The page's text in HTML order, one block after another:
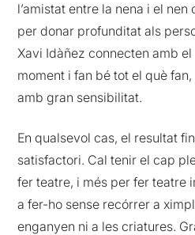
l’amistat entre la nena i el
per donar profunditat als
Xavi Idàñez connecten amb
moment i fan bé tot el què
amb gran sensibilitat.
En qualsevol cas, el resultat
satisfactori. Cal tenir el cap
fer teatre, i més per fer teatre
a fer-ho sense recórrer a
enganyen ni a les criatures.